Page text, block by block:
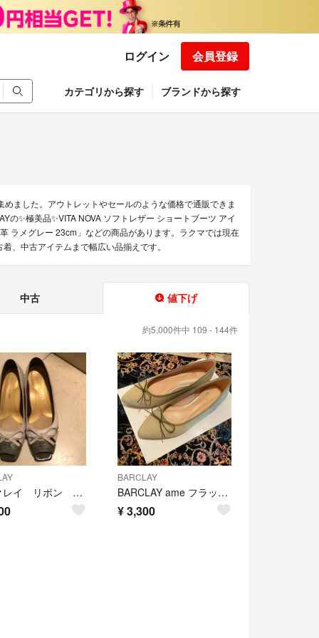
ログイン 会員登録
カテゴリから探す ブランドから探す
ました。アウトレットやセールのような価格で通販できま
極美品✨VITA NOVA ソフトレザー ショートブーツ アイ
ラメグレー 23cm」などの商品があります。ラクマでは現在
、中古アイテムまで幅広い品揃えです。
中古 値下げ
約5,000件中 109 - 144件
バークレイ リボン パンプス 23.5 EE
BARCLAY
BARCLAY ame フラットシューズ
¥3,300